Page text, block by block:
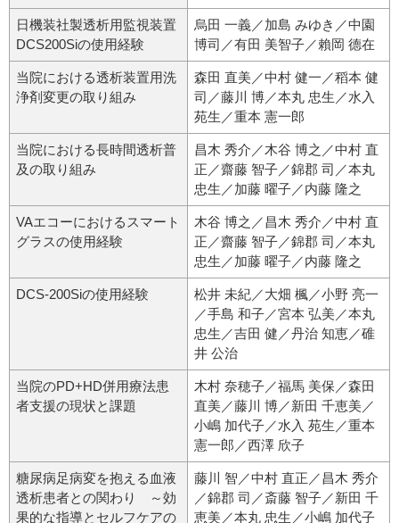
日機装社製透析用監視装置
DCS200Siの使用経験
烏田 一義／加島 みゆき／中園
博司／有田 美智子／賴岡 德在
当院における透析装置用洗
浄剤変更の取り組み
森田 直美／中村 健一／稻本 健
司／藤川 博／本丸 忠生／水入
苑生／重本 憲一郎
当院における長時間透析普
及の取り組み
昌木 秀介／木谷 博之／中村 直
正／齋藤 智子／錦郡 司／本丸
忠生／加藤 曜子／内藤 隆之
VAエコーにおけるスマート
グラスの使用経験
木谷 博之／昌木 秀介／中村 直
正／齋藤 智子／錦郡 司／本丸
忠生／加藤 曜子／内藤 隆之
DCS-200Siの使用経験
松井 未紀／大畑 楓／小野 亮一
／手島 和子／宮本 弘美／本丸
忠生／吉田 健／丹治 知恵／碓
井 公治
当院のPD+HD併用療法患
者支援の現状と課題
木村 奈穂子／福馬 美保／森田
直美／藤川 博／新田 千恵美／
小嶋 加代子／水入 苑生／重本
憲一郎／西澤 欣子
糖尿病足病変を抱える血液
透析患者との関わり ～効
果的な指導とセルフケアの
藤川 智／中村 直正／昌木 秀介
／錦郡 司／斎藤 智子／新田 千
恵美／本丸 忠生／小嶋 加代子